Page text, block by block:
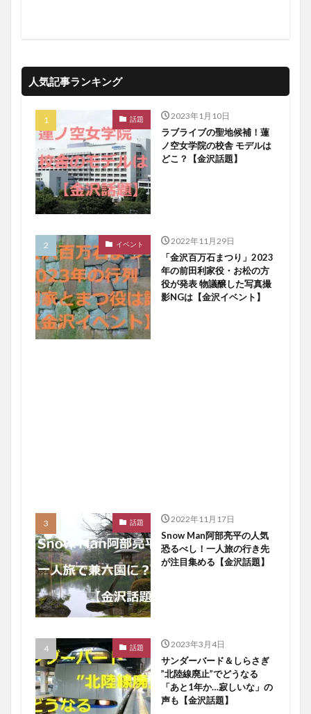
人気記事ランキング
話題 2023年1月10日
ラブライブの聖地候補！蓮
ノ空女学院の校舎 モデルは
どこ？【金沢話題】
イベント 2022年11月29日
「金沢百万石まつり」2023
年の前田利家役・お松の方
役が発表 物議醸した写真撮
影NGは【金沢イベント】
話題 2022年11月17日
Snow Man阿部亮平の人気
恐るべし！一人旅の行き先
が注目集める【金沢話題】
話題 2023年3月4日
サンダーバード＆しらさぎ
”北陸線廃止”でどうなる
「あと1年か…寂しいな」の
声も【金沢話題】